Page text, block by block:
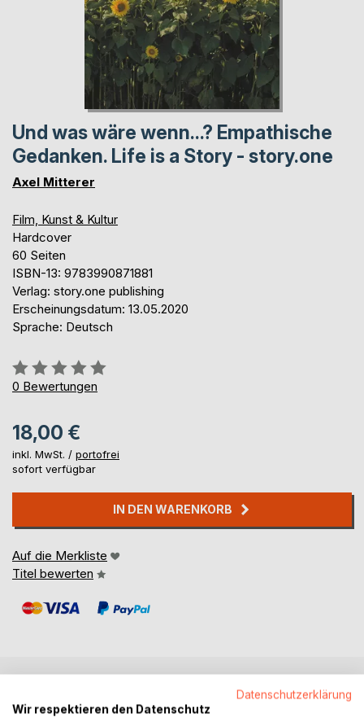
Und was wäre wenn...? Empathische
Gedanken. Life is a Story - story.one
Axel Mitterer
Film, Kunst & Kultur
Hardcover
60 Seiten
ISBN-13: 9783990871881
Verlag: story.one publishing
Erscheinungsdatum: 13.05.2020
Sprache: Deutsch
Bewertung::
0%
0 Bewertungen
18,00 €
inkl. MwSt. / portofrei
sofort verfügbar
IN DEN WARENKORB
Auf die Merkliste
Titel bewerten
Datenschutzerklärung
Wir respektieren den Datenschutz